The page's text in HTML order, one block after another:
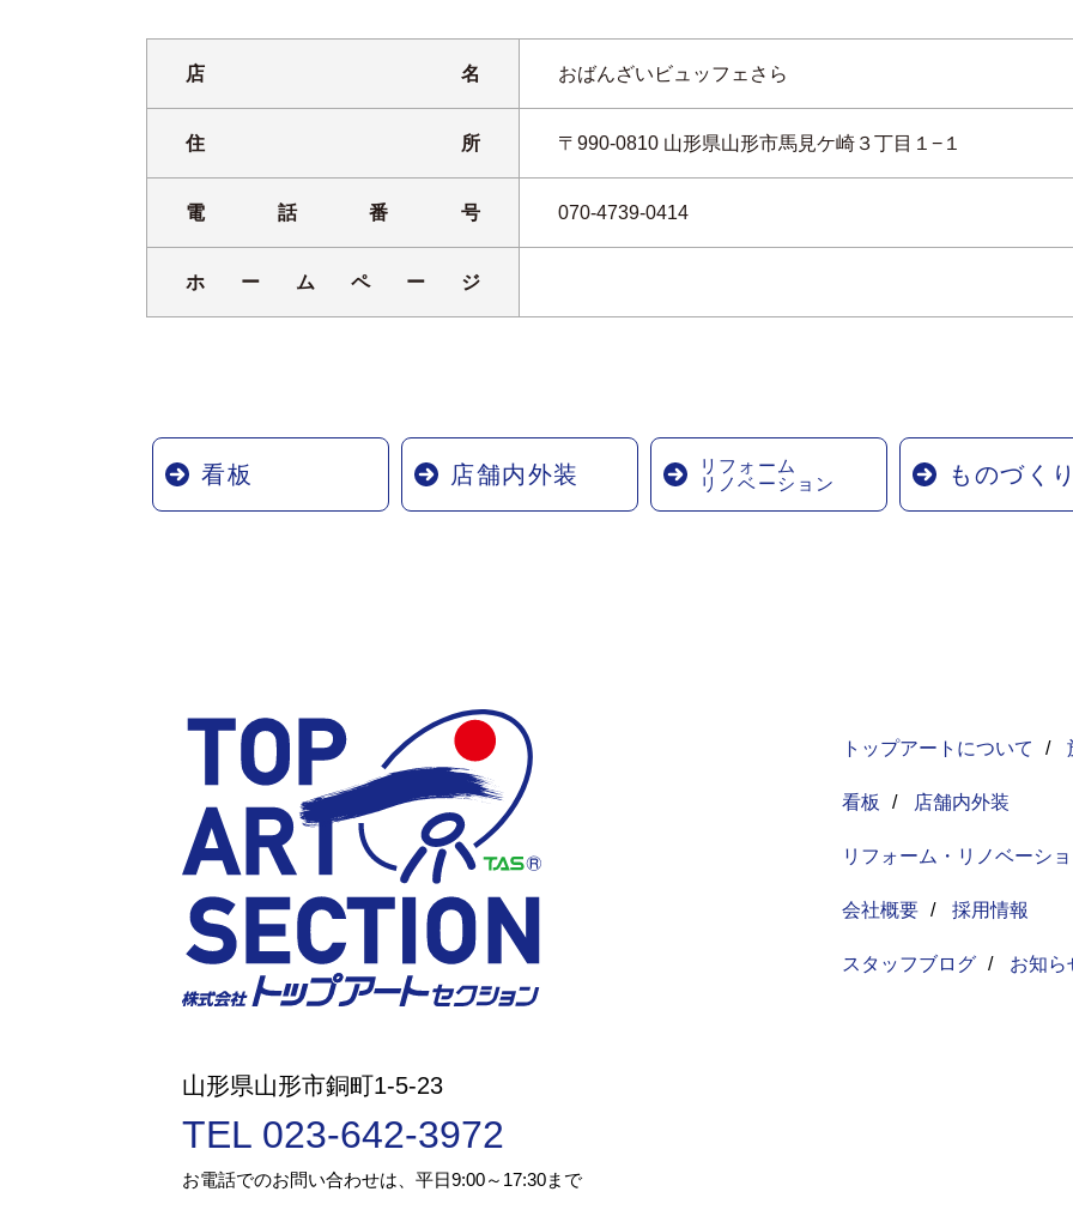
店名 おばんざいビュッフェさら
住所 〒990-0810 山形県山形市馬見ケ崎３丁目１−１
電話番号 070-4739-0414
ホームページ
看板 店舗内外装
リフォーム
リノベーション
ものづく
山形県山形市銅町1-5-23
TEL 023-642-3972
お電話でのお問い合わせは、平日9:00～17:30まで
トップアートについて /
看板 / 店舗内外装
リフォーム・リノベーシ
会社概要 / 採用情報
スタッフブログ / お知ら